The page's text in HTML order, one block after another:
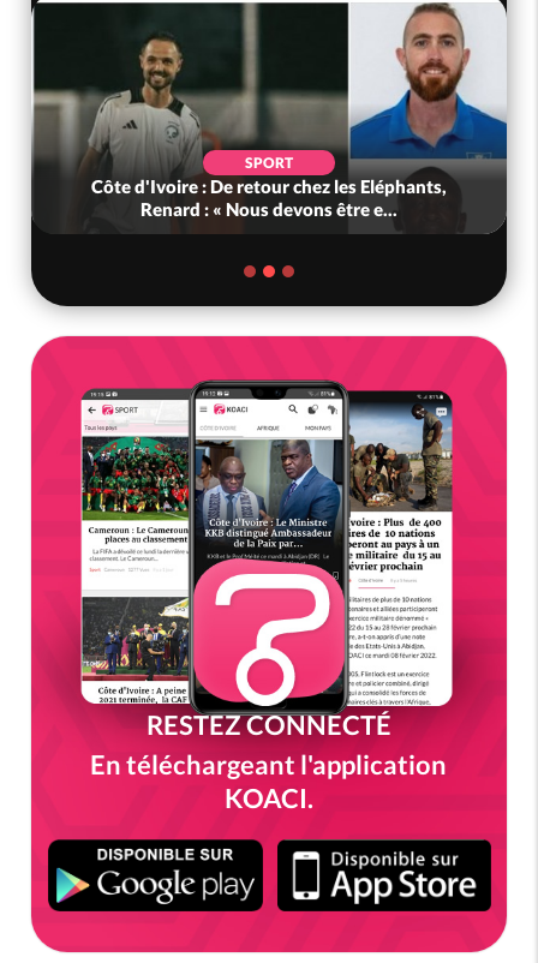
SPORT
Côte d'Ivoire : De retour chez les Eléphants,
Renard : « Nous devons être e...
RESTEZ CONNECTÉ
En téléchargeant l'application
KOACI.